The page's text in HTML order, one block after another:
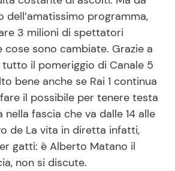
Primi Piatti
Ricette Facili e Veloci
Ricette Feste
Ricette per Bambini
dell’amatissimo programma,
3 milioni di spettatori
cose sono cambiate. Grazie a
tutto il pomeriggio di Canale 5
bene anche se Rai 1 continua
il possibile per tenere testa
nella fascia che va dalle 14 alle
de La vita in diretta infatti,
gatti: è Alberto Matano il
non si discute.